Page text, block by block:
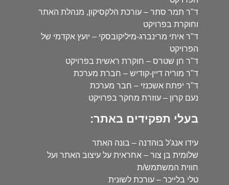
ד"ר תמר סתר – עורכת הלקסיקון, מנהלת האתר
וחוקרת בפרויקט
ד"ר איתי מרינברג-מיליקובסקי – יועץ אקדמי של
הפרויקט
ד"ר חן שטרס – חוקרת ראשית בפרויקט
ד"ר מוריה דיין-קודיש – חברת מערכת
ד"ר יפתח אשכנזי – חבר מערכת
נעם קרון – עוזרת מחקר בפרויקט
בעלי תפקידים באתר:
עידו אנג'ל בוהדנה – בונה האתר
שלומית בן צור – אחראית על עיצוב האתר ועל
חווית המשתמש/ת
טלי בלייכר – עורכת לשונית